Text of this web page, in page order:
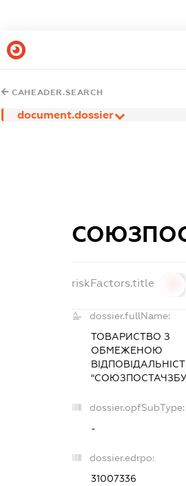
CAHEADER.SEARCH
document.dossier
riskFactors.title
dossier.fullName:
ТОВАРИСТВО З
ОБМЕЖЕНОЮ
dossier.opfSubType:
-
dossier.edrpo:
31007336